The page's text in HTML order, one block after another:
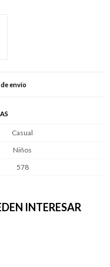
envío
Casual
Niños
578
INTERESAR